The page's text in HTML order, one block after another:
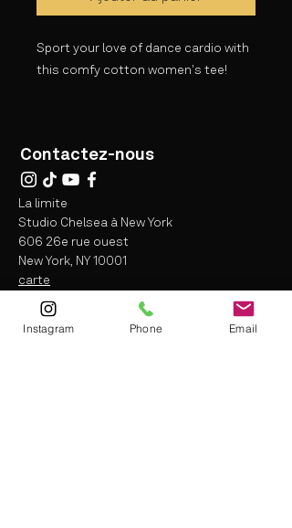
Sport your love of dance cardio with
this comfy cotton women's tee!
Contactez-nous
La limite
Studio Chelsea à New York
606 26e rue ouest
New York, NY 10001
carte
info@thelimitfit.com
(212) 287-9252
* certaines restrictions peuvent s'appliquer
Instagram Phone Email